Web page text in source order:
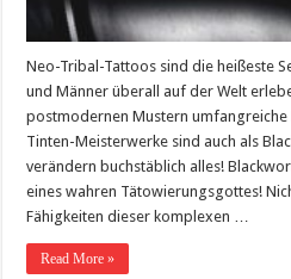
Neo-Tribal-Tattoos sind die heißeste
und Männer überall auf der Welt
postmodernen Mustern
Tinten-Meisterwerke sind auch als
verändern buchstäblich alles!
eines wahren Tätowierungsgottes!
Fähigkeiten dieser komplexen …
Read More »